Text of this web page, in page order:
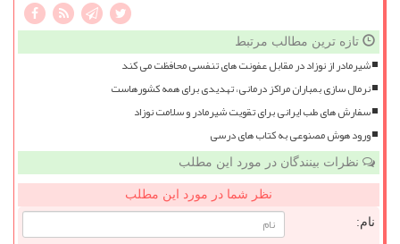
تازه ترین مطالب مرتبط
شیرمادر از نوزاد در مقابل عفونت های تنفسی محافظت می کند
نرمال سازی بمباران مراکز درمانی، تهدیدی برای همه کشورهاست
سفارش های طب ایرانی برای تقویت شیرمادر و سلامت نوزاد
ورود هوش مصنوعی به کتاب های درسی
نظرات بینندگان در مورد این مطلب
نظر شما در مورد این مطلب
نام: